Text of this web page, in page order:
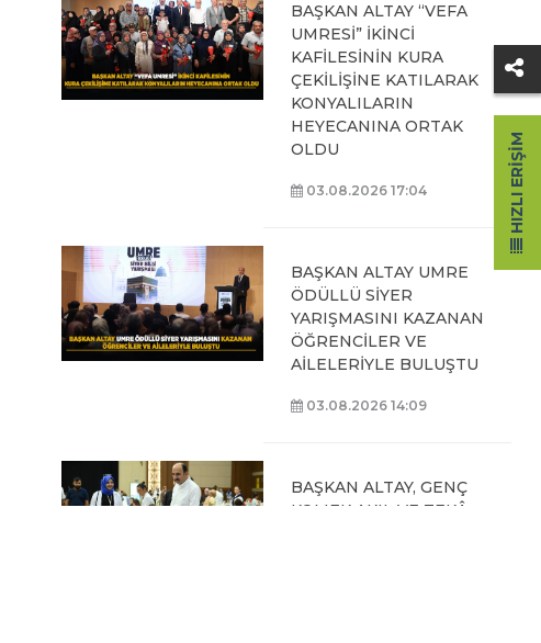
BAŞKAN ALTAY “VEFA
UMRESİ” İKİNCİ
KAFİLESİNİN KURA
ÇEKİLİŞİNE KATILARAK
KONYALILARIN
HEYECANINA ORTAK
OLDU
03.08.2026 17:04
BAŞKAN ALTAY UMRE
ÖDÜLLÜ SİYER
YARIŞMASINI KAZANAN
ÖĞRENCİLER VE
AİLELERİYLE BULUŞTU
03.08.2026 14:09
BAŞKAN ALTAY, GENÇ
KOMEK AKIL VE ZEKÂ
HIZLI ERIŞIM